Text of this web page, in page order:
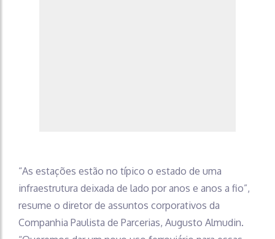
“As estações estão no típico o estado de uma
infraestrutura deixada de lado por anos e anos a fio”,
resume o diretor de assuntos corporativos da
Companhia Paulista de Parcerias, Augusto Almudin.